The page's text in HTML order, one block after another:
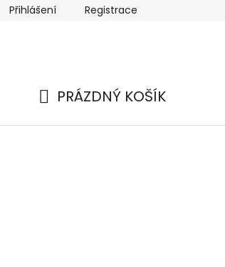
plnění Moje objednávka
Přihlášení Registrace
PRÁZDNÝ KOŠÍK